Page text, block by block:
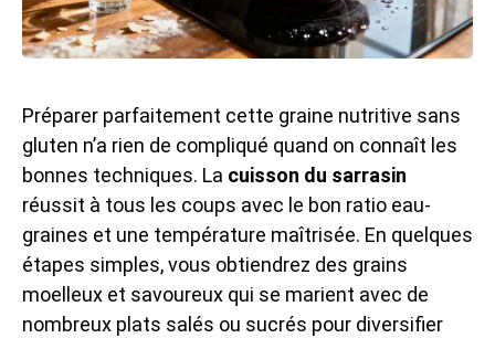
Préparer parfaitement cette graine nutritive sans
gluten n’a rien de compliqué quand on connaît les
bonnes techniques. La cuisson du sarrasin
réussit à tous les coups avec le bon ratio eau-
graines et une température maîtrisée. En quelques
étapes simples, vous obtiendrez des grains
moelleux et savoureux qui se marient avec de
nombreux plats salés ou sucrés pour diversifier